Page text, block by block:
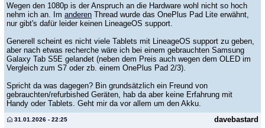
Wegen den 1080p is der Anspruch an die Hardware wohl nicht so hoch
nehm ich an. Im anderen Thread wurde das OnePlus Pad Lite erwähnt,
nur gibt's dafür leider keinen LineageOS support.
Generell scheint es nicht viele Tablets mit LineageOS support zu geben,
aber nach etwas recherche wäre ich bei einem gebrauchten Samsung
Galaxy Tab S5E gelandet (neben dem Preis auch wegen dem OLED im
Vergleich zum S7 oder zb. einem OnePlus Pad 2/3).
Spricht da was dagegen? Bin grundsätzlich ein Freund von
gebrauchten/refurbished Geräten, hab da aber keine Erfahrung mit
Handy oder Tablets. Geht mir da vor allem um den Akku.
davebastard
31.01.2026 - 22:25